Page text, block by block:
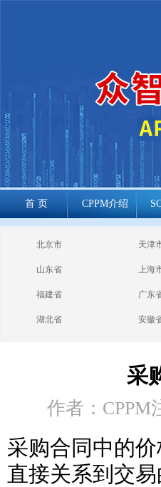
首 页 CPPM介绍
cppm报考常见
问题
北京市 天津
山东省 上海
福建省 广东
湖北省 安徽
采
作者：CPPM
采购合同中的
直接关系到交